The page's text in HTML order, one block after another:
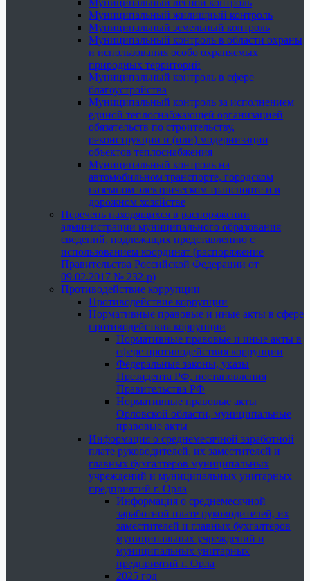
Муниципальный лесной контроль
Муниципальный жилищный контроль
Муниципальный земельный контроль
Муниципальный контроль в области охраны
и использования особо охраняемых
природных территорий
Муниципальный контроль в сфере
благоустройства
Муниципальный контроль за исполнением
единой теплоснабжающей организацией
обязательств по строительству,
реконструкции и (или) модернизации
объектов теплоснабжения
Муниципальный контроль на
автомобильном транспорте, городском
наземном электрическом транспорте и в
дорожном хозяйстве
Перечень находящихся в распоряжении
администрации муниципального образования
сведений, подлежащих представлению с
использованием координат (распоряжение
Правительства Российской Федерации от
09.02.2017 № 232-р)
Противодействие коррупции
Противодействие коррупции
Нормативные правовые и иные акты в сфере
противодействия коррупции
Нормативные правовые и иные акты в
сфере противодействия коррупции
Федеральные законы, указы
Президента РФ, постановления
Правительства РФ
Нормативные правовые акты
Орловской области, муниципальные
правовые акты
Информация о среднемесячной заработной
плате руководителей, их заместителей и
главных бухгалтеров муниципальных
учреждений и муниципальных унитарных
предприятий г. Орла
Информация о среднемесячной
заработной плате руководителей, их
заместителей и главных бухгалтеров
муниципальных учреждений и
муниципальных унитарных
предприятий г. Орла
2025 год